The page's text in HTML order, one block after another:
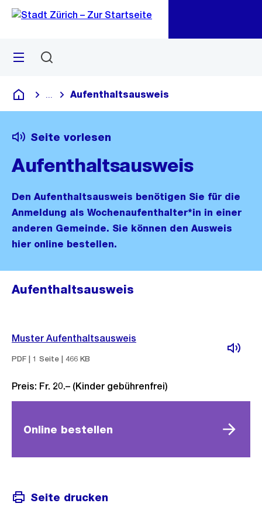
Navigation
Sprunglink
Menü
Deutsch
Blende alle Breadcrumbs ein
Aufenthaltsausweis
Seite vorlesen
Aufenthaltsausweis
Den Aufenthaltsausweis benötigen Sie für die
Anmeldung als Wochenaufenthalter*in in einer
anderen Gemeinde. Sie können den Ausweis
hier online bestellen.
Aufenthaltsausweis
Muster Aufenthaltsausweis
PDF | 1 Seite | 466 KB
Preis: Fr. 20.– (Kinder gebührenfrei)
Online bestellen
Seite drucken